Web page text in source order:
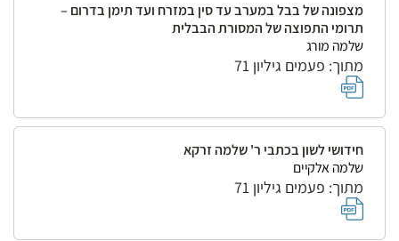
מצפונה של בבל במערב עד סין במזרח ועד תימן בדרום –
תרומי התפוצה של המסורת הבבלית
שלמה מורג
מתוך: פעמים גיליון 71
חידושי לשון בכתבי ר' שלמה זרקא
שלמה אלקיים
מתוך: פעמים גיליון 71